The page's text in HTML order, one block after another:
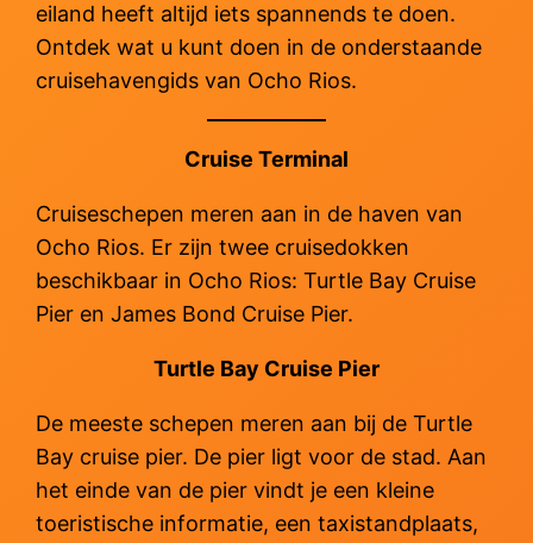
eiland heeft altijd iets spannends te doen.
Ontdek wat u kunt doen in de onderstaande
cruisehavengids van Ocho Rios.
Cruise Terminal
Cruiseschepen meren aan in de haven van
Ocho Rios. Er zijn twee cruisedokken
beschikbaar in Ocho Rios: Turtle Bay Cruise
Pier en James Bond Cruise Pier.
Turtle Bay Cruise Pier
De meeste schepen meren aan bij de Turtle
Bay cruise pier. De pier ligt voor de stad. Aan
het einde van de pier vindt je een kleine
toeristische informatie, een taxistandplaats,